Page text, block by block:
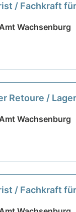
/ Fachkraft
Wachsenburg
Retoure /
Wachsenburg
/ Fachkraft